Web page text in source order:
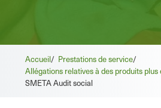
Accueil/ Prestations de service/
Allégations relatives à des produits plus
SMETA Audit social